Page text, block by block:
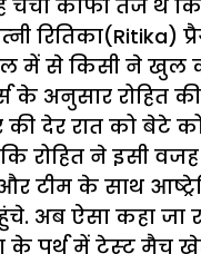
काफी तेज थे क‍ि
रितिका(Ritika)
में से किसी ने खुल
के अनुसार रोहित
की देर रात को बेटे
रोहित ने इसी
और टीम के साथ
अब ऐसा कहा जा
के पर्थ में टेस्‍ट मैच